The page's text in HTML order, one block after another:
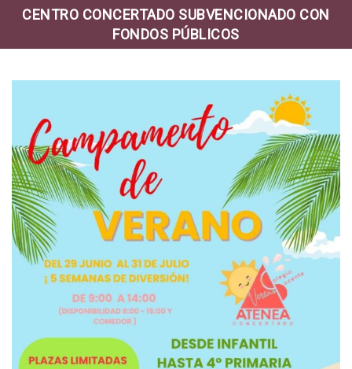
CENTRO CONCERTADO SUBVENCIONADO CON
FONDOS PÚBLICOS